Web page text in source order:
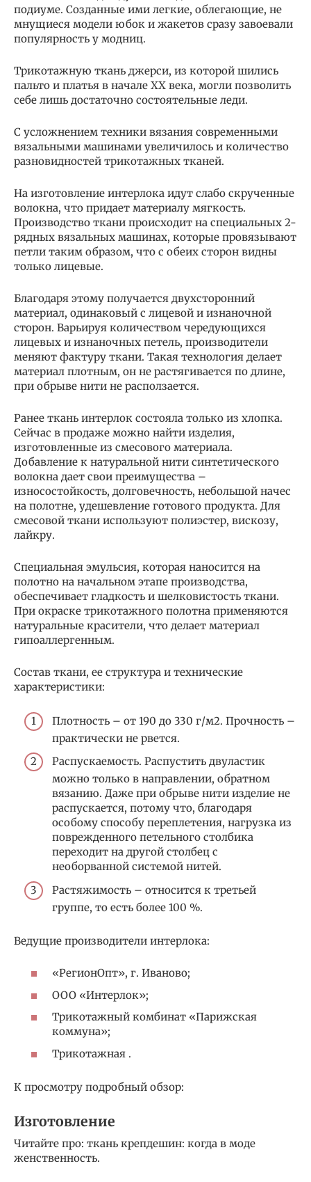
подиуме. Созданные ими легкие, облегающие, не
мнущиеся модели юбок и жакетов сразу завоевали
популярность у модниц.
Трикотажную ткань джерси, из которой шились
пальто и платья в начале XX века, могли позволить
себе лишь достаточно состоятельные леди.
С усложнением техники вязания современными
вязальными машинами увеличилось и количество
разновидностей трикотажных тканей.
На изготовление интерлока идут слабо скрученные
волокна, что придает материалу мягкость.
Производство ткани происходит на специальных 2-
рядных вязальных машинах, которые провязывают
петли таким образом, что с обеих сторон видны
только лицевые.
Благодаря этому получается двухсторонний
материал, одинаковый с лицевой и изнаночной
сторон. Варьируя количеством чередующихся
лицевых и изнаночных петель, производители
меняют фактуру ткани. Такая технология делает
материал плотным, он не растягивается по длине,
при обрыве нити не расползается.
Ранее ткань интерлок состояла только из хлопка.
Сейчас в продаже можно найти изделия,
изготовленные из смесового материала.
Добавление к натуральной нити синтетического
волокна дает свои преимущества –
износостойкость, долговечность, небольшой начес
на полотне, удешевление готового продукта. Для
смесовой ткани используют полиэстер, вискозу,
лайкру.
Специальная эмульсия, которая наносится на
полотно на начальном этапе производства,
обеспечивает гладкость и шелковистость ткани.
При окраске трикотажного полотна применяются
натуральные красители, что делает материал
гипоаллергенным.
Состав ткани, ее структура и технические
характеристики:
Плотность – от 190 до 330 г/м2. Прочность –
практически не рвется.
Распускаемость. Распустить двуластик
можно только в направлении, обратном
вязанию. Даже при обрыве нити изделие не
распускается, потому что, благодаря
особому способу переплетения, нагрузка из
поврежденного петельного столбика
переходит на другой столбец с
необорванной системой нитей.
Растяжимость – относится к третьей
группе, то есть более 100 %.
Ведущие производители интерлока:
«РегионОпт», г. Иваново;
ООО «Интерлок»;
Трикотажный комбинат «Парижская
коммуна»;
Трикотажная .
К просмотру подробный обзор:
Изготовление
Читайте про: ткань крепдешин: когда в моде
женственность.